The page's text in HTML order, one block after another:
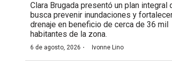
Clara Brugada presentó un plan integral
busca prevenir inundaciones y
drenaje en beneficio de cerca de 36 mil
habitantes de la zona.
6 de agosto, 2026 · Ivonne Lino